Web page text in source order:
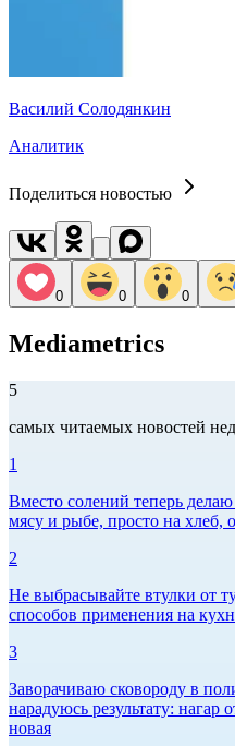
Василий Солодянкин
Аналитик
Поделиться новостью
0 0 0
Mediametrics
5
самых читаемых новостей
1
Вместо солений теперь
мясу и рыбе, просто на хлеб,
2
Не выбрасывайте втулки от
способов применения на
3
Заворачиваю сковороду в
нарадуюсь результату: нагар
новая